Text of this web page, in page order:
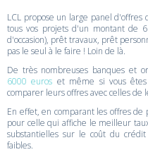
LCL propose un large panel
tous vos projets d'un montant de
d'occasion), prêt travaux, prêt
pas le seul à le faire ! Loin de là.
De très nombreuses banques et
6000 euros et même si vous
comparer leurs offres avec celles de
En effet, en comparant les offres
pour celle qui affiche le meilleur
substantielles sur le coût du
faibles.